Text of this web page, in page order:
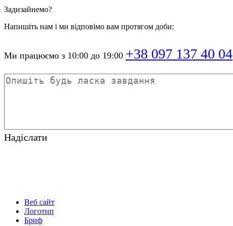
Неймінг
Задизайнемо?
Напишіть нам і ми відповімо вам протягом доби:
Ми працюємо з 10:00 до 19:00 +38 097 137 40 04
Надіслати
Веб сайт
Логотип
Бриф